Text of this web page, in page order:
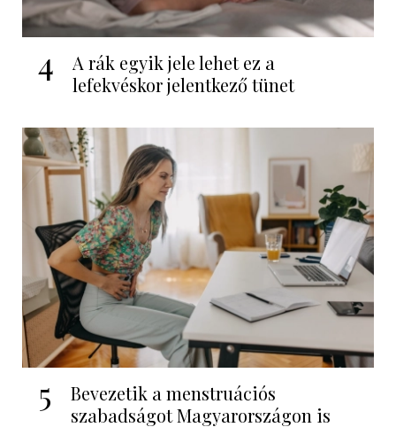
4
A rák egyik jele lehet ez a
lefekvéskor jelentkező tünet
5
Bevezetik a menstruációs
szabadságot Magyarországon is